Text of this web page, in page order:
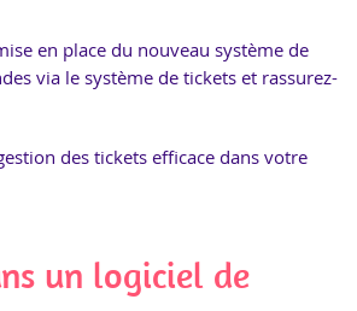
en place du nouveau système de
via le système de tickets et rassurez-
des tickets efficace dans votre
un logiciel de